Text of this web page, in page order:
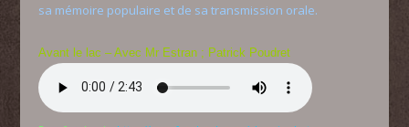
sa mémoire populaire et de sa transmission orale.
Avant le lac – Avec Mr Estran ; Patrick Poudret